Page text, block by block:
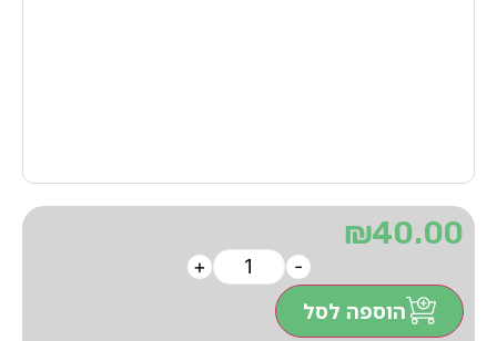
₪40.00
-
+
הוספה לסל